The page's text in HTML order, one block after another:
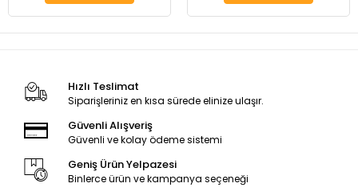
Hızlı Teslimat
Siparişleriniz en kısa sürede elinize ulaşır.
Güvenli Alışveriş
Güvenli ve kolay ödeme sistemi
Geniş Ürün Yelpazesi
Binlerce ürün ve kampanya seçeneği